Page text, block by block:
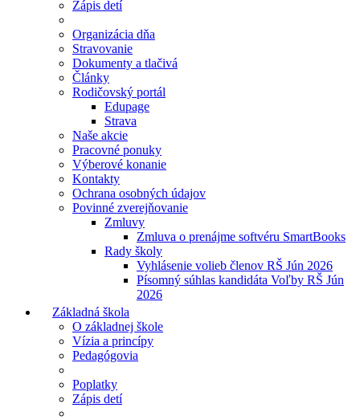
Zápis detí
Organizácia dňa
Stravovanie
Dokumenty a tlačivá
Články
Rodičovský portál
Edupage
Strava
Naše akcie
Pracovné ponuky
Výberové konanie
Kontakty
Ochrana osobných údajov
Povinné zverejňovanie
Zmluvy
Zmluva o prenájme softvéru SmartBooks
Rady školy
Vyhlásenie volieb členov RŠ Jún 2026
Písomný súhlas kandidáta Voľby RŠ Jún
2026
Základná škola
O základnej škole
Vízia a princípy
Pedagógovia
Poplatky
Zápis detí